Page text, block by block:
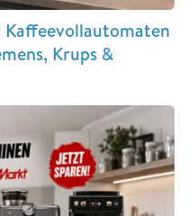
Kaffeevollautomaten
Krups &